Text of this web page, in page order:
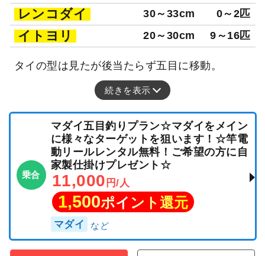
レンコダイ 30～33cm 0～2匹
イトヨリ 20～30cm 9～16匹
タイの型は見たが後当たらず五目に移動。
続きを表示
乗合
マダイ五目釣りプラン☆マダイをメイン
に様々なターゲットを狙います！☆竿電
動リールレンタル無料！ご希望の方に自
家製仕掛けプレゼント☆
11,000 円/人
1,500ポイント還元
マダイ